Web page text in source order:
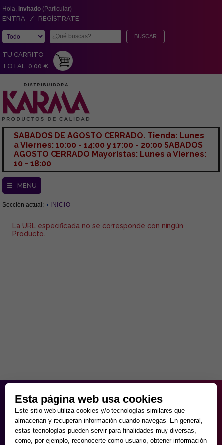
Hola, Invitado (Particular)
ENTRA / REGÍSTRATE
TU CARRITO
TOTAL: 0,00 €
SABADOS DE AGOSTO CERRADO. Tienda: Lunes
a Viernes: 10:00 - 14:00 y 17:00 - 20:00 SABADOS
AGOSTO CERRADO Mayoristas: Lunes a Viernes:
10 - 18:00
☰ MENU
Sección actual: INICIO
La URL especificada no se corresponde con ningún
Producto.
de Lunes a Viernes
9:30 - 20:00
Sábados
10:00 - 14:00 y 17:00 - 20:00
Domingos cerrado.
Esta página web usa cookies
Este sitio web utiliza cookies y/o tecnologías similares que
almacenan y recuperan información cuando navegas. En general,
estas tecnologías pueden servir para finalidades muy diversas,
como, por ejemplo, reconocerte como usuario, obtener información